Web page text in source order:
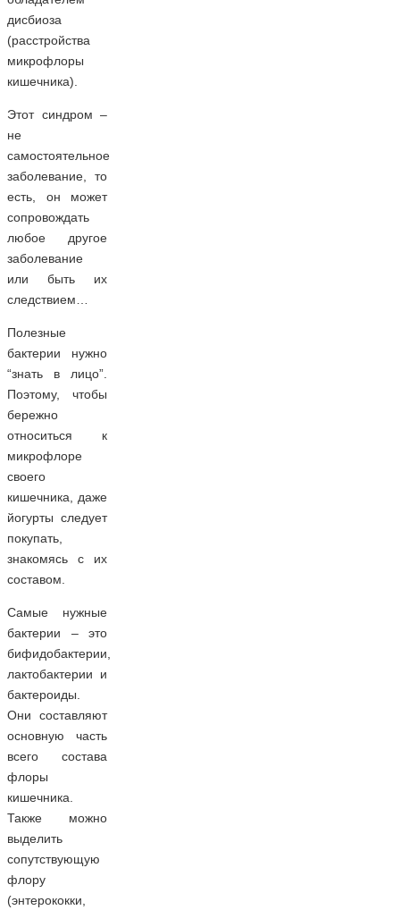
дисбиоза
(расстройства
микрофлоры
кишечника).
Этот синдром –
не
самостоятельное
заболевание, то
есть, он может
сопровождать
любое другое
заболевание
или быть их
следствием…
Полезные
бактерии нужно
“знать в лицо”.
Поэтому, чтобы
бережно
относиться к
микрофлоре
своего
кишечника, даже
йогурты следует
покупать,
знакомясь с их
составом.
Самые нужные
бактерии – это
бифидобактерии,
лактобактерии и
бактероиды.
Они составляют
основную часть
всего состава
флоры
кишечника.
Также можно
выделить
сопутствующую
флору
(энтерококки,